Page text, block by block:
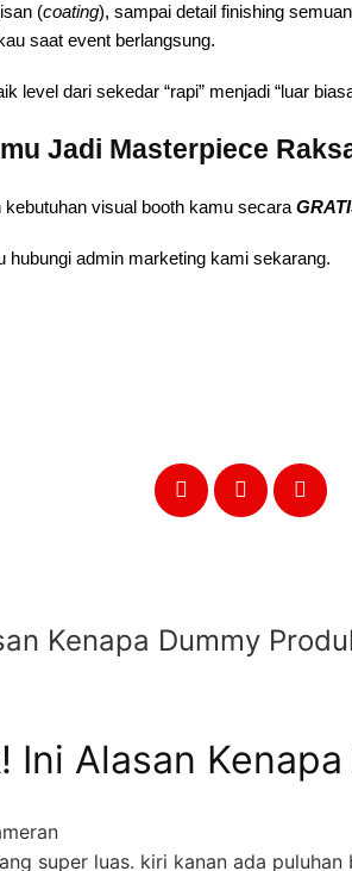
(coating), sampai detail finishing
saat event berlangsung.
level dari sekedar “rapi” menjadi “luar
Jadi Masterpiece
visual booth kamu secara
hubungi admin marketing kami sekarang.
Kenapa Dummy
Ini Alasan
super luas. kiri kanan ada